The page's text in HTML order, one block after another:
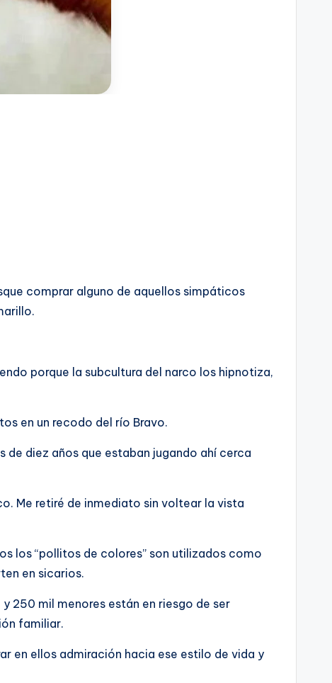
comprar alguno de aquellos simpáticos
porque la subcultura del narco los hipnotiza,
en un recodo del río Bravo.
diez años que estaban jugando ahí cerca
Me retiré de inmediato sin voltear la vista
los “pollitos de colores” son utilizados como
en sicarios.
250 mil menores están en riesgo de ser
familiar.
en ellos admiración hacia ese estilo de vida y